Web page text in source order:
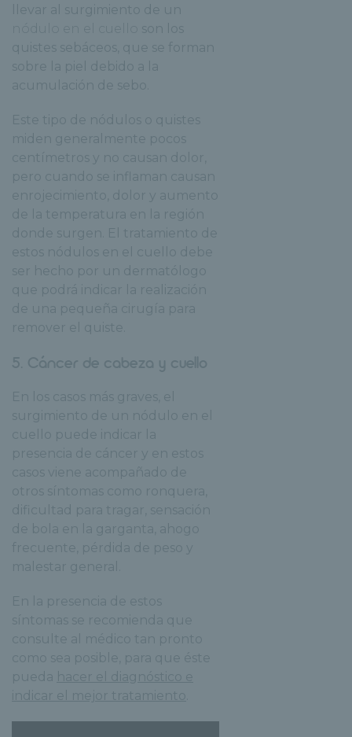
llevar al surgimiento de un
nódulo en el cuello
son los
quistes sebáceos, que se forman
sobre la piel debido a la
acumulación de sebo.
Este tipo de nódulos o quistes
miden generalmente pocos
centímetros y no causan dolor,
pero cuando se inflaman causan
enrojecimiento, dolor y aumento
de la temperatura en la región
donde surgen. El tratamiento de
estos nódulos en el cuello debe
ser hecho por un dermatólogo
que podrá indicar la realización
de una pequeña cirugía para
remover el quiste.
5. Cáncer de cabeza y cuello
En los casos más graves, el
surgimiento de un nódulo en el
cuello puede indicar la
presencia de cáncer y en estos
casos viene acompañado de
otros síntomas como ronquera,
dificultad para tragar, sensación
de bola en la garganta, ahogo
frecuente, pérdida de peso y
malestar general.
En la presencia de estos
síntomas se recomienda que
consulte al médico tan pronto
como sea posible, para que éste
pueda
hacer el diagnóstico e
indicar el mejor tratamiento